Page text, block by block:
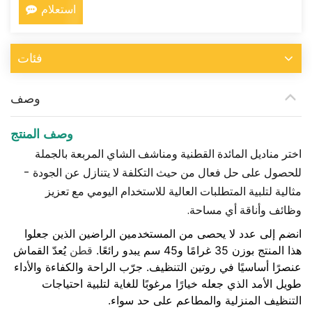
استعلام
فئات
وصف
وصف المنتج
اختر مناديل المائدة القطنية ومناشف الشاي المربعة بالجملة
للحصول على حل فعال من حيث التكلفة لا يتنازل عن الجودة -
مثالية لتلبية المتطلبات العالية للاستخدام اليومي مع تعزيز
وظائف وأناقة أي مساحة.
انضم إلى عدد لا يحصى من المستخدمين الراضين الذين جعلوا
هذا المنتج بوزن 35 غرامًا و45 سم يبدو رائعًا.
قطن يُعدّ القماش
عنصرًا أساسيًا في روتين التنظيف. جرّب الراحة والكفاءة والأداء
طويل الأمد الذي جعله خيارًا مرغوبًا للغاية لتلبية احتياجات
التنظيف المنزلية والمطاعم على حد سواء.